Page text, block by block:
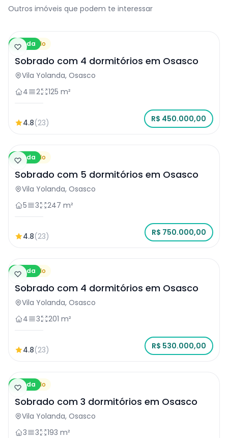
Outros imóveis que podem te interessar
Venda
Sobrado
Sobrado com 4 dormitórios em Osasco
Vila Yolanda, Osasco
4
2 125 m²
4.8(23) R$ 450.000,00
Venda
Sobrado
Sobrado com 5 dormitórios em Osasco
Vila Yolanda, Osasco
5
3 247 m²
4.8(23) R$ 750.000,00
Venda
Sobrado
Sobrado com 4 dormitórios em Osasco
Vila Yolanda, Osasco
4
3 201 m²
4.8(23) R$ 530.000,00
Venda
Sobrado
Sobrado com 3 dormitórios em Osasco
Vila Yolanda, Osasco
3
3 193 m²